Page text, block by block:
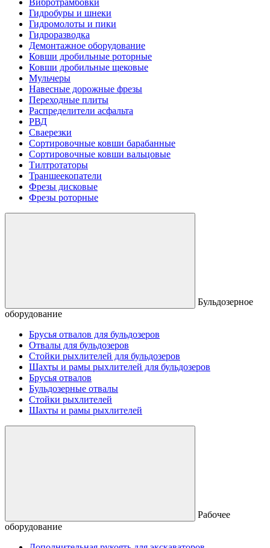
Вибротрамбовки
Гидробуры и шнеки
Гидромолоты и пики
Гидроразводка
Демонтажное оборудование
Ковши дробильные роторные
Ковши дробильные щековые
Мульчеры
Навесные дорожные фрезы
Переходные плиты
Распределители асфальта
РВД
Сваерезки
Сортировочные ковши барабанные
Сортировочные ковши вальцовые
Тилтротаторы
Траншеекопатели
Фрезы дисковые
Фрезы роторные
Бульдозерное
оборудование
Брусья отвалов для бульдозеров
Отвалы для бульдозеров
Стойки рыхлителей для бульдозеров
Шахты и рамы рыхлителей для бульдозеров
Брусья отвалов
Бульдозерные отвалы
Стойки рыхлителей
Шахты и рамы рыхлителей
Рабочее
оборудование